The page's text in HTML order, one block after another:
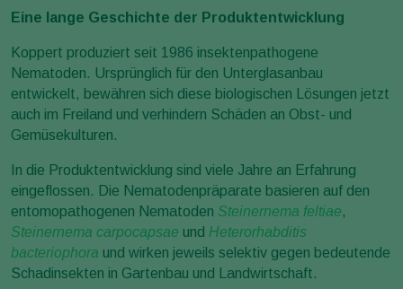
Eine lange Geschichte der Produktentwicklung
Koppert produziert seit 1986 insektenpathogene
Nematoden. Ursprünglich für den Unterglasanbau
entwickelt, bewähren sich diese biologischen Lösungen jetzt
auch im Freiland und verhindern Schäden an Obst- und
Gemüsekulturen.
In die Produktentwicklung sind viele Jahre an Erfahrung
eingeflossen. Die Nematodenpräparate basieren auf den
entomopathogenen Nematoden Steinernema feltiae,
Steinernema carpocapsae und Heterorhabditis
bacteriophora und wirken jeweils selektiv gegen bedeutende
Schadinsekten in Gartenbau und Landwirtschaft.